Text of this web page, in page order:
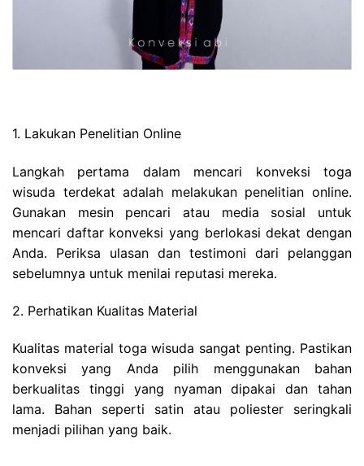
1. Lakukan Penelitian Online
Langkah pertama dalam mencari konveksi toga
wisuda terdekat adalah melakukan penelitian online.
Gunakan mesin pencari atau media sosial untuk
mencari daftar konveksi yang berlokasi dekat dengan
Anda. Periksa ulasan dan testimoni dari pelanggan
sebelumnya untuk menilai reputasi mereka.
2. Perhatikan Kualitas Material
Kualitas material toga wisuda sangat penting. Pastikan
konveksi yang Anda pilih menggunakan bahan
berkualitas tinggi yang nyaman dipakai dan tahan
lama. Bahan seperti satin atau poliester seringkali
menjadi pilihan yang baik.